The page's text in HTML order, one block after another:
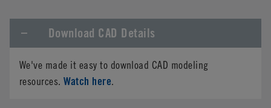
Download CAD Details
We've made it easy to download CAD modeling
resources.Watch here.